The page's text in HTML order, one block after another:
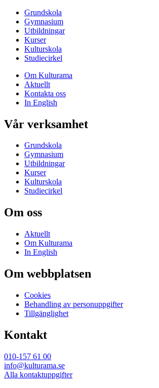
Grundskola
Gymnasium
Utbildningar
Kurser
Kulturskola
Studiecirkel
Om Kulturama
Aktuellt
Kontakta oss
In English
Vår verksamhet
Grundskola
Gymnasium
Utbildningar
Kurser
Kulturskola
Studiecirkel
Om oss
Aktuellt
Om Kulturama
In English
Om webbplatsen
Cookies
Behandling av personuppgifter
Tillgänglighet
Kontakt
010-157 61 00
info@kulturama.se
Alla kontaktuppgifter